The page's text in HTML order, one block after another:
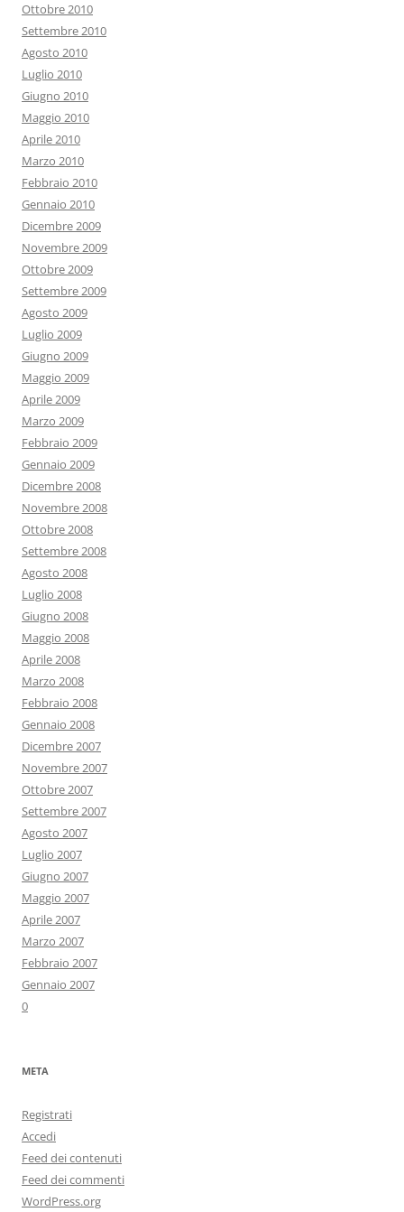
Ottobre 2010
Settembre 2010
Agosto 2010
Luglio 2010
Giugno 2010
Maggio 2010
Aprile 2010
Marzo 2010
Febbraio 2010
Gennaio 2010
Dicembre 2009
Novembre 2009
Ottobre 2009
Settembre 2009
Agosto 2009
Luglio 2009
Giugno 2009
Maggio 2009
Aprile 2009
Marzo 2009
Febbraio 2009
Gennaio 2009
Dicembre 2008
Novembre 2008
Ottobre 2008
Settembre 2008
Agosto 2008
Luglio 2008
Giugno 2008
Maggio 2008
Aprile 2008
Marzo 2008
Febbraio 2008
Gennaio 2008
Dicembre 2007
Novembre 2007
Ottobre 2007
Settembre 2007
Agosto 2007
Luglio 2007
Giugno 2007
Maggio 2007
Aprile 2007
Marzo 2007
Febbraio 2007
Gennaio 2007
0
META
Registrati
Accedi
Feed dei contenuti
Feed dei commenti
WordPress.org